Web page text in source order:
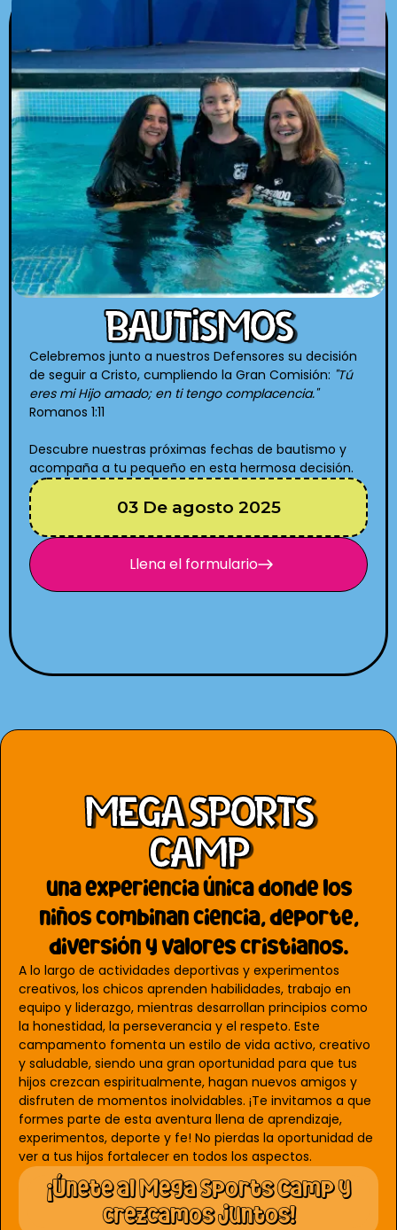
BAUTISMOS
Celebremos junto a nuestros Defensores su decisión
de seguir a Cristo, cumpliendo la Gran Comisión: "Tú
eres mi Hijo amado; en ti tengo complacencia."
Romanos 1:11
Descubre nuestras próximas fechas de bautismo y
acompaña a tu pequeño en esta hermosa decisión.
03 De agosto 2025
Llena el formulario
MEGA SPORTS
CAMP
una experiencia única donde los
niños combinan ciencia, deporte,
diversión y valores cristianos.
A lo largo de actividades deportivas y experimentos
creativos, los chicos aprenden habilidades, trabajo en
equipo y liderazgo, mientras desarrollan principios como
la honestidad, la perseverancia y el respeto. Este
campamento fomenta un estilo de vida activo, creativo
y saludable, siendo una gran oportunidad para que tus
hijos crezcan espiritualmente, hagan nuevos amigos y
disfruten de momentos inolvidables. ¡Te invitamos a que
formes parte de esta aventura llena de aprendizaje,
experimentos, deporte y fe! No pierdas la oportunidad de
ver a tus hijos fortalecer en todos los aspectos.
¡Únete al Mega Sports Camp y
crezcamos juntos!